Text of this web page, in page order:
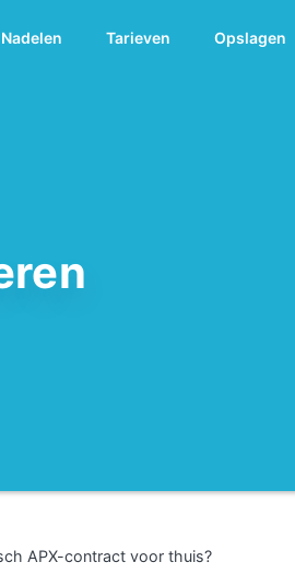
Nadelen Tarieven Opslagen
APX-contract voor thuis?